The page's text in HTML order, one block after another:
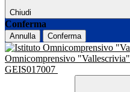
Chiudi
Conferma
Annulla Conferma
Omnicomprensivo "Vallescrivia"
GEIS017007